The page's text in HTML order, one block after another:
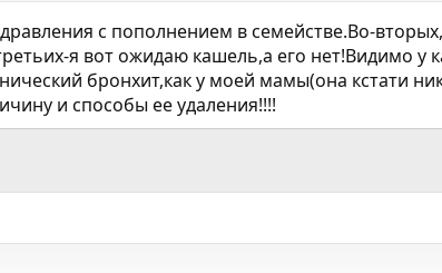
бросил курить вместе со мной. Вот уже десять месяцев
прошу помощи - с мая я начала кашлять. Даже так -
лазолван, да и тот с натяжкой. Терапевт и гинеколог
Кашель не уходит - он то затихает, то опять накидивается
времени банально нет.
с пополнением в семействе.Во-
я вот ожидаю кашель,а его нет!Видимо у
бронхит,как у моей мамы(она кстати
и способы ее удаления!!!!